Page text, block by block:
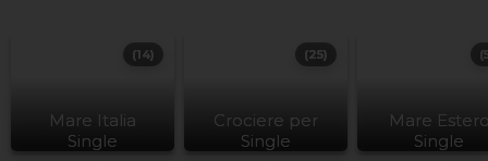
Mare Italia
Single
(14)
Crociere per
Single
(25)
Mare
Single